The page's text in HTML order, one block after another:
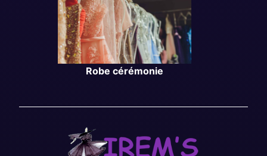
Robe cérémonie